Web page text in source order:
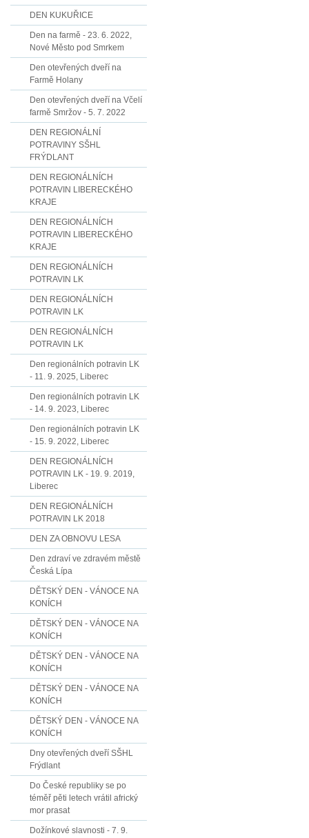
DEN KUKUŘICE
Den na farmě - 23. 6. 2022,
Nové Město pod Smrkem
Den otevřených dveří na
Farmě Holany
Den otevřených dveří na Včelí
farmě Smržov - 5. 7. 2022
DEN REGIONÁLNÍ
POTRAVINY SŠHL
FRÝDLANT
DEN REGIONÁLNÍCH
POTRAVIN LIBERECKÉHO
KRAJE
DEN REGIONÁLNÍCH
POTRAVIN LIBERECKÉHO
KRAJE
DEN REGIONÁLNÍCH
POTRAVIN LK
DEN REGIONÁLNÍCH
POTRAVIN LK
DEN REGIONÁLNÍCH
POTRAVIN LK
Den regionálních potravin LK
- 11. 9. 2025, Liberec
Den regionálních potravin LK
- 14. 9. 2023, Liberec
Den regionálních potravin LK
- 15. 9. 2022, Liberec
DEN REGIONÁLNÍCH
POTRAVIN LK - 19. 9. 2019,
Liberec
DEN REGIONÁLNÍCH
POTRAVIN LK 2018
DEN ZA OBNOVU LESA
Den zdraví ve zdravém městě
Česká Lípa
DĚTSKÝ DEN - VÁNOCE NA
KONÍCH
DĚTSKÝ DEN - VÁNOCE NA
KONÍCH
DĚTSKÝ DEN - VÁNOCE NA
KONÍCH
DĚTSKÝ DEN - VÁNOCE NA
KONÍCH
DĚTSKÝ DEN - VÁNOCE NA
KONÍCH
Dny otevřených dveří SŠHL
Frýdlant
Do České republiky se po
téměř pěti letech vrátil africký
mor prasat
Dožínkové slavnosti - 7. 9.